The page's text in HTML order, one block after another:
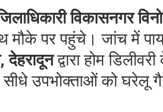
विकासनगर
पर पहुंचे। जांच में
देहरादूनद्वारा होम
सीधे उपभोक्ताओं को घरेलू